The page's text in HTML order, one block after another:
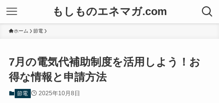
もしものエネマガ.com
ホーム 節電
7月の電気代補助制度を活用しよう！お
得な情報と申請方法
節電 2025年10月8日